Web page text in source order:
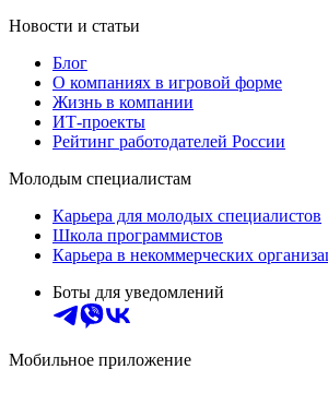
Новости и статьи
Блог
О компаниях в игровой форме
Жизнь в компании
ИТ-проекты
Рейтинг работодателей России
Молодым специалистам
Карьера для молодых специалистов
Школа программистов
Карьера в некоммерческих
Боты для уведомлений
Мобильное приложение